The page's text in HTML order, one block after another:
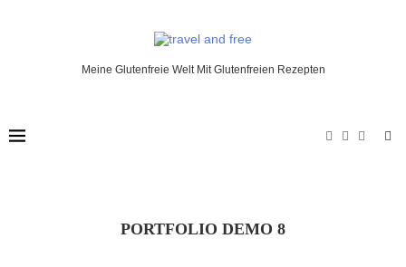
Meine Glutenfreie Welt Mit Glutenfreien Rezepten
PORTFOLIO DEMO 8